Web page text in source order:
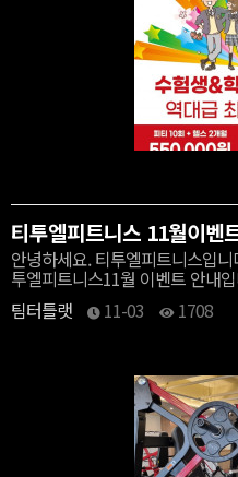
티투엘피트니스 11월이벤
안녕하세요. 티투엘피트니스입
투엘피트니스11월 이벤트 안내
팀터틀랫
11-03 1708